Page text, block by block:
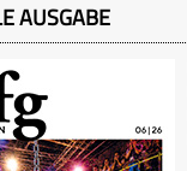
AUSGABE